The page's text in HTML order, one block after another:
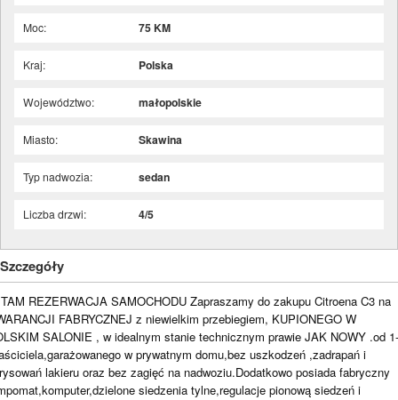
Moc: 75 KM
Kraj: Polska
Województwo: małopolskie
Miasto: Skawina
Typ nadwozia: sedan
Liczba drzwi: 4/5
Szczegóły
REZERWACJA SAMOCHODU Zapraszamy do zakupu Citroena C3 na
FABRYCZNEJ z niewielkim przebiegiem, KUPIONEGO W
SALONIE , w idealnym stanie technicznym prawie JAK NOWY .od 1-
w prywatnym domu,bez uszkodzeń ,zadrapań i
lakieru oraz bez zagięć na nadwoziu.Dodatkowo posiada fabryczny
siedzenia tylne,regulacje pionową siedzeń i